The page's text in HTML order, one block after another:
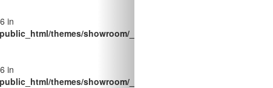
in
themes/showroom/_pages/produto.php
in
themes/showroom/_pages/produto.php